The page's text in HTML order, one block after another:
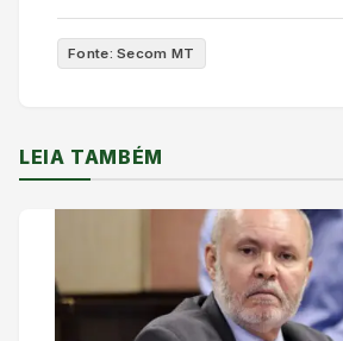
Fonte: Secom MT
LEIA TAMBÉM